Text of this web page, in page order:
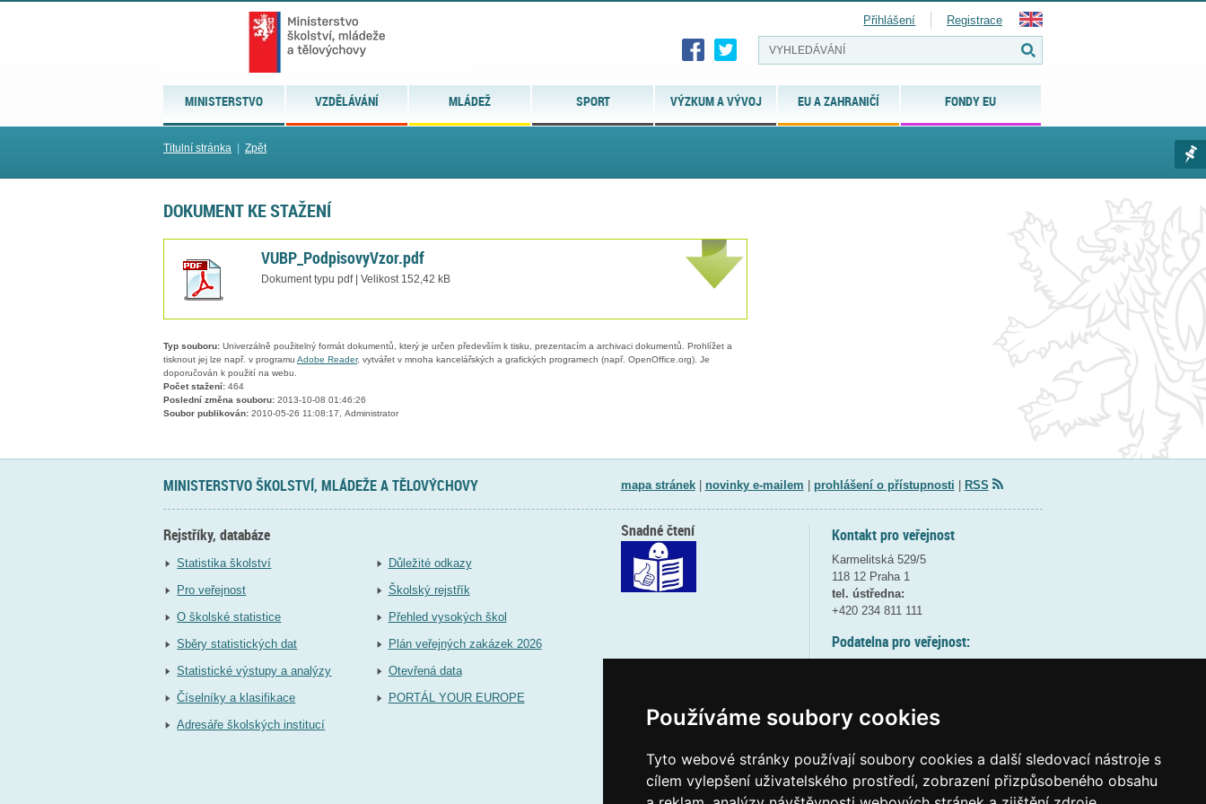
Používáme soubory cookies
Tyto webové stránky používají soubory cookies a další sledovací nástroje s
cílem vylepšení uživatelského prostředí, zobrazení přizpůsobeného obsahu
MINISTERSTVO VZDĚLÁVÁNÍ MLÁDEŽ SPORT VÝZKUM A VÝVOJ EU A ZAHRANIČÍ FONDY EU
Přihlášení Registrace
Titulní stránka Zpět
DOKUMENT KE STAŽENÍ
VUBP_PodpisovyVzor.pdf
Dokument typu pdf | Velikost 152,42 kB
Typ souboru: Univerzálně použitelný formát dokumentů, který je určen především k tisku, prezentacím a archivaci dokumentů. Prohlížet a
tisknout jej lze např. v programu Adobe Reader, vytvářet v mnoha kancelářských a grafických programech (např. OpenOffice.org). Je
doporučován k použití na webu.
Počet stažení: 464
Poslední změna souboru: 2013-10-08 01:46:26
Soubor publikován: 2010-05-26 11:08:17, Administrator
MINISTERSTVO ŠKOLSTVÍ, MLÁDEŽE A TĚLOVÝCHOVY mapa stránek| novinky e-mailem prohlášení o přístupnosti RSS
Rejstříky, databáze
Statistika školství
Pro veřejnost
O školské statistice
Sběry statistických dat
Statistické výstupy a analýzy
Číselníky a klasifikace
Adresáře školských institucí
Důležité odkazy
Školský rejstřík
Přehled vysokých škol
Plán veřejných zakázek 2026
Otevřená data
PORTÁL YOUR EUROPE
Kontakt pro veřejnost
Karmelitská 529/5
118 12 Praha 1
tel. ústředna:
+420 234 811 111
Podatelna pro veřejnost:
(více informací
Elektronická podatelna:
Snadné čtení